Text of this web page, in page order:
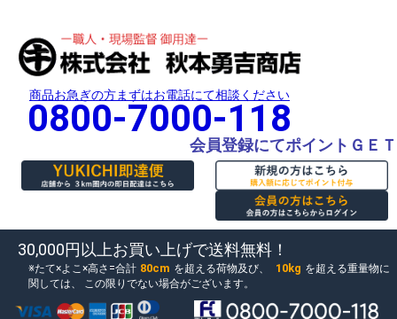
商品お急ぎの方まずはお電話にて相談ください
0800-7000-118
会員登録にてポイントＧＥＴ
30,000円以上お買い上げで送料無料！
たて×よこ×高さ=合計 80cm を超える荷物及び、 10kg を超える重量物に
関しては、
この限りでない場合がございます。